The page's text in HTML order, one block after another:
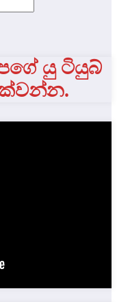
යු ටියුබ්